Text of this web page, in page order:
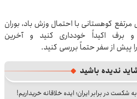
کوهستانی با احتمال وزش باد، بوران
برف اکیداً خودداری کنید و آخرین
پیش از سفر حتماً بررسی کنید.
ندیده باشید
شکست در برابر ایران؛ ایده خلاقانه خریداریم!